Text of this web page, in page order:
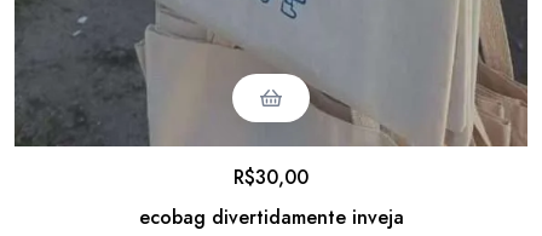
ecobag divertidamente inveja
R$30,00